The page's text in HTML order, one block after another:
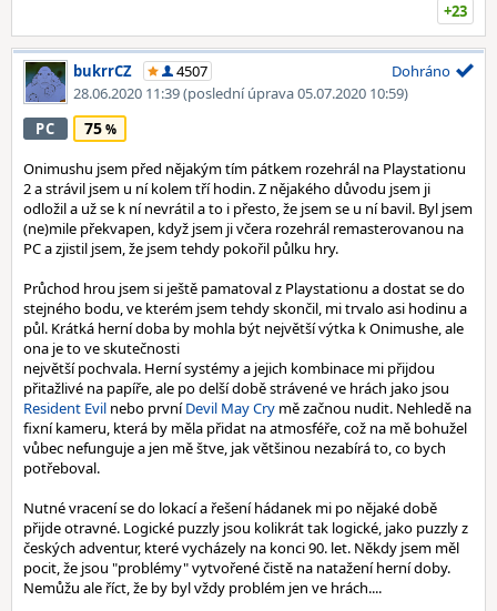
+23
bukrrCZ
4507
28.06.2020 11:39(poslední úprava 05.07.2020 10:59)
Dohráno
PC 75
Onimushu jsem před nějakým tím pátkem rozehrál na Playstationu
2 a strávil jsem u ní kolem tří hodin. Z nějakého důvodu jsem ji
odložil a už se k ní nevrátil a to i přesto, že jsem se u ní bavil. Byl jsem
(ne)mile překvapen, když jsem ji včera rozehrál remasterovanou na
PC a zjistil jsem, že jsem tehdy pokořil půlku hry.
Průchod hrou jsem si ještě pamatoval z Playstationu a dostat se do
stejného bodu, ve kterém jsem tehdy skončil, mi trvalo asi hodinu a
půl. Krátká herní doba by mohla být největší výtka k Onimushe, ale
ona je to ve skutečnosti
největší pochvala. Herní systémy a jejich kombinace mi přijdou
přitažlivé na papíře, ale po delší době strávené ve hrách jako jsou
Resident Evil nebo prvníDevil May Cry mě začnou nudit. Nehledě na
fixní kameru, která by měla přidat na atmosféře, což na mě bohužel
vůbec nefunguje a jen mě štve, jak většinou nezabírá to, co bych
potřeboval.
Nutné vracení se do lokací a řešení hádanek mi po nějaké době
přijde otravné. Logické puzzly jsou kolikrát tak logické, jako puzzly z
českých adventur, které vycházely na konci 90. let. Někdy jsem měl
pocit, že jsou "problémy" vytvořené čistě na natažení herní doby.
Nemůžu ale říct, že by byl vždy problém jen ve hrách....